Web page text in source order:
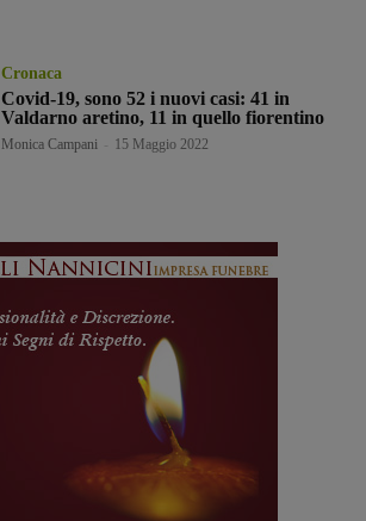
Cronaca
Covid-19, sono 52 i nuovi casi: 41 in
Valdarno aretino, 11 in quello fiorentino
Monica Campani 15 Maggio 2022